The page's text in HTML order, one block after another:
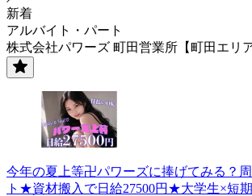
新着
アルバイト・パート
株式会社パワーズ 町田営業所【町田エリア
今年の夏上等卍パワーズに捧げてみる？
ト★資材搬入で日給27500円★大学生×短